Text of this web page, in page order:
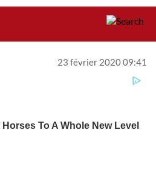
23 février 2020 09:41